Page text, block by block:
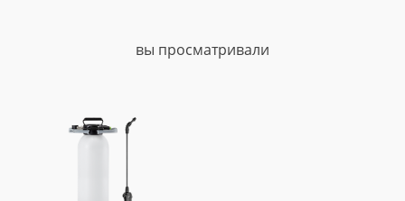
вы просматривали